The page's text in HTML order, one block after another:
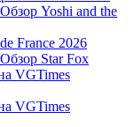
Yoshi and the
France 2026
Star Fox
VGTimes
VGTimes